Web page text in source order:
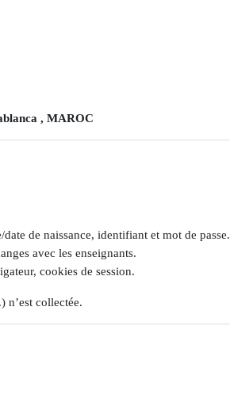
, MAROC
de naissance, identifiant et mot de passe.
avec les enseignants.
cookies de session.
n’est collectée.